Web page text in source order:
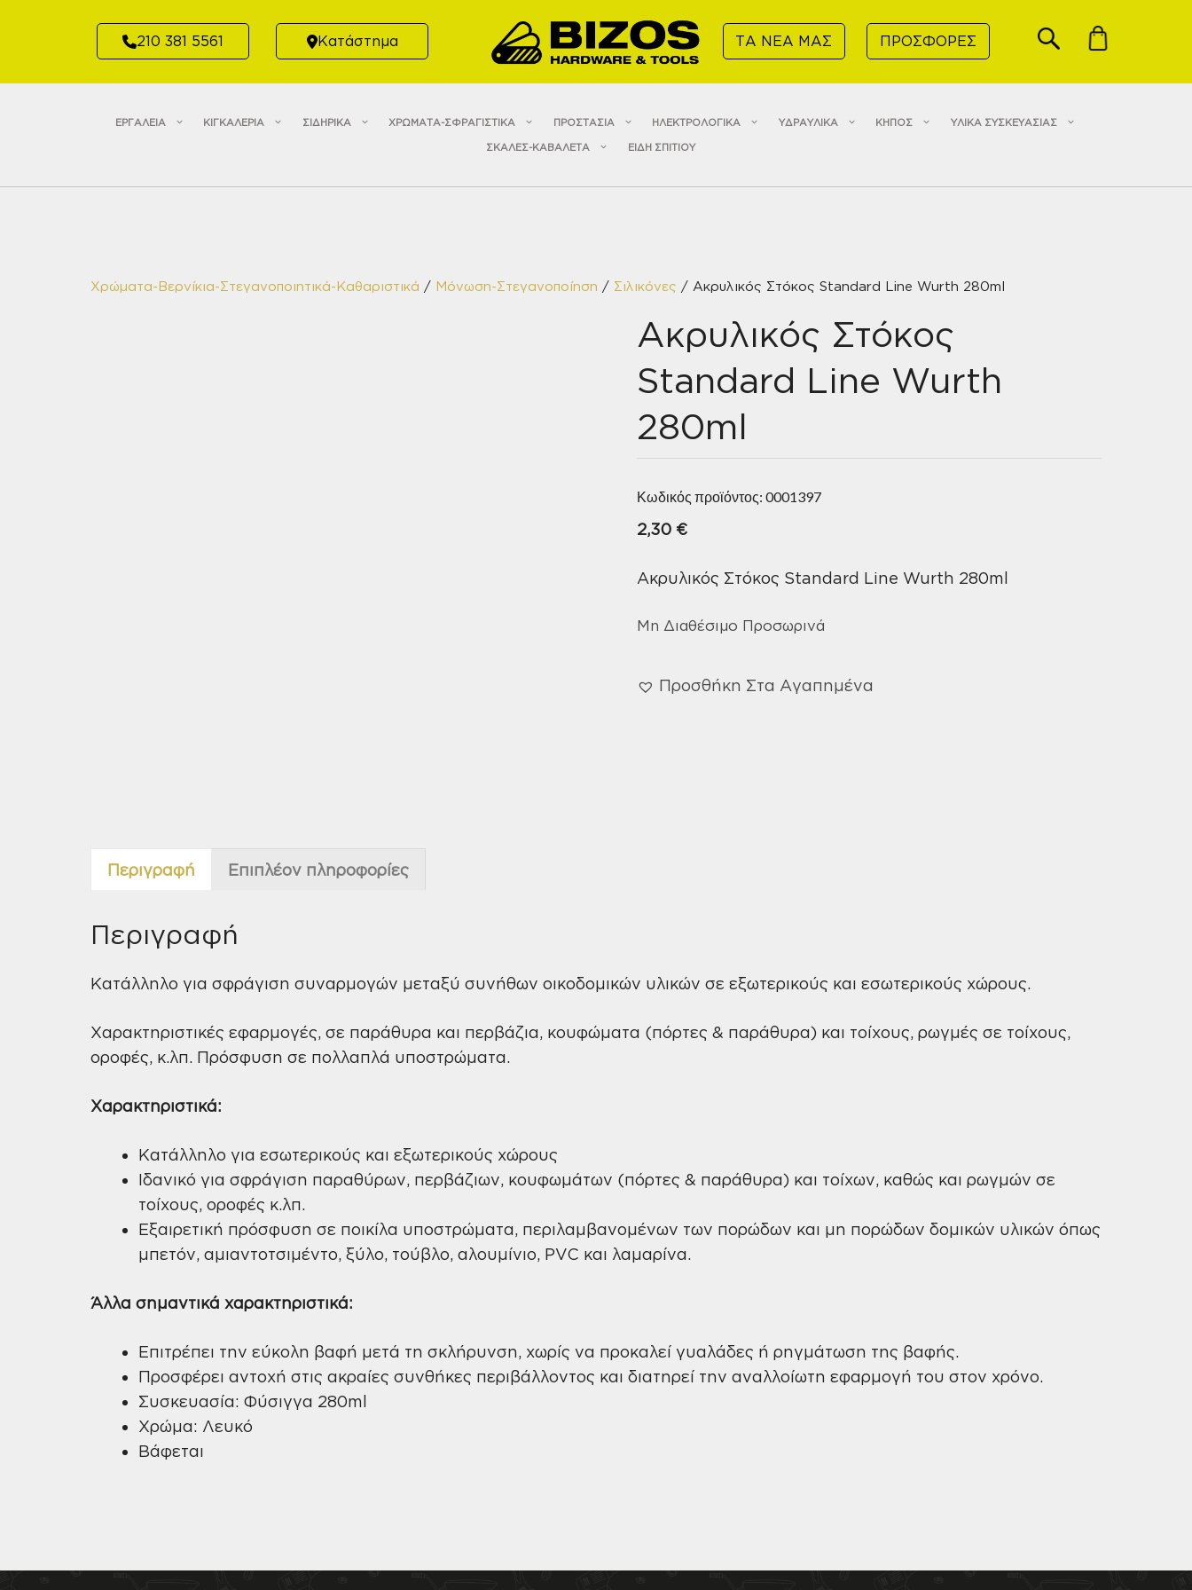
περιεχόμενο
210 381 5561 Κατάστημα ΤΑ ΝΕΑ ΜΑΣ ΠΡΟΣΦΟΡΕΣ
ΕΡΓΑΛΕΙΑ ΚΙΓΚΑΛΕΡΙΑ ΣΙΔΗΡΙΚΑ ΧΡΩΜΑΤΑ-ΣΦΡΑΓΙΣΤΙΚΑ ΠΡΟΣΤΑΣΙΑ ΗΛΕΚΤΡΟΛΟΓΙΚΑ ΥΔΡΑΥΛΙΚΑ ΚΗΠΟΣ ΥΛΙΚΑ ΣΥΣΚΕΥΑΣΙΑΣ
ΣΚΑΛΕΣ-ΚΑΒΑΛΕΤΑ ΕΙΔΗ ΣΠΙΤΙΟΥ
Χρώματα-Βερνίκια-Στεγανοποιητικά-Καθαριστικά / Μόνωση-Στεγανοποίηση / Σιλικόνες / Ακρυλικός Στόκος Standard Line Wurth 280ml
Ακρυλικός Στόκος
Standard Line Wurth
280ml
Κωδικός προϊόντος: 0001397
2,30 €
Ακρυλικός Στόκος Standard Line Wurth 280ml
Μη Διαθέσιμο Προσωρινά
Προσθήκη Στα Αγαπημένα
Περιγραφή Επιπλέον πληροφορίες
Περιγραφή
Κατάλληλο για σφράγιση συναρμογών μεταξύ συνήθων οικοδομικών υλικών σε εξωτερικούς και εσωτερικούς χώρους.
Χαρακτηριστικές εφαρμογές, σε παράθυρα και περβάζια, κουφώματα (πόρτες & παράθυρα) και τοίχους, ρωγμές σε τοίχους,
οροφές, κ.λπ. Πρόσφυση σε πολλαπλά υποστρώματα.
Χαρακτηριστικά:
Κατάλληλο για εσωτερικούς και εξωτερικούς χώρους
Ιδανικό για σφράγιση παραθύρων, περβάζιων, κουφωμάτων (πόρτες & παράθυρα) και τοίχων, καθώς και ρωγμών σε
τοίχους, οροφές κ.λπ.
Εξαιρετική πρόσφυση σε ποικίλα υποστρώματα, περιλαμβανομένων των πορώδων και μη πορώδων δομικών υλικών όπως
μπετόν, αμιαντοτσιμέντο, ξύλο, τούβλο, αλουμίνιο, PVC και λαμαρίνα.
Άλλα σημαντικά χαρακτηριστικά:
Επιτρέπει την εύκολη βαφή μετά τη σκλήρυνση, χωρίς να προκαλεί γυαλάδες ή ρηγμάτωση της βαφής.
Προσφέρει αντοχή στις ακραίες συνθήκες περιβάλλοντος και διατηρεί την αναλλοίωτη εφαρμογή του στον χρόνο.
Συσκευασία: Φύσιγγα 280ml
Χρώμα: Λευκό
Βάφεται